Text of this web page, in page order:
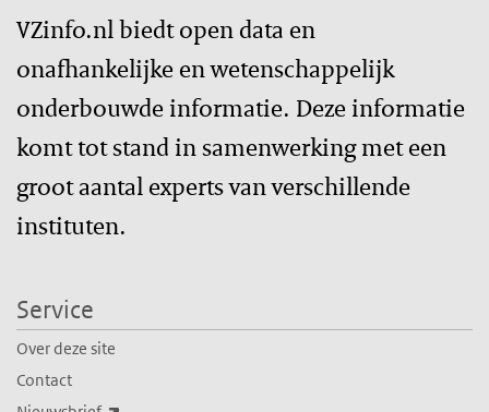
VZinfo.nl biedt open data en
onafhankelijke en wetenschappelijk
onderbouwde informatie. Deze informatie
komt tot stand in samenwerking met een
groot aantal experts van verschillende
instituten.
Service
Over deze site
Contact